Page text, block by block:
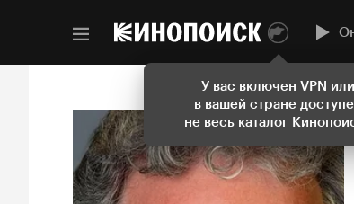
У вас включен VPN или
в вашей стране
не весь каталог